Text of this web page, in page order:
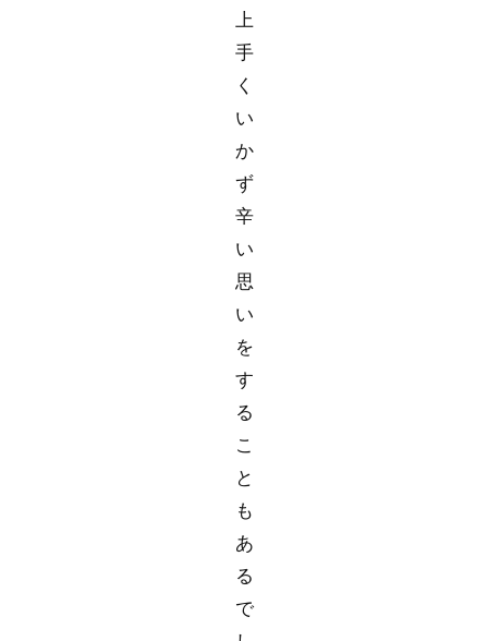
上
手
く
い
か
ず
辛
い
思
い
を
す
る
こ
と
も
あ
る
で